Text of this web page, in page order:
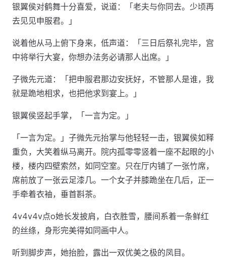
银翼侯对鹤舞十分喜爱，说道：「老夫与你同去。少顷再
去见见申服君。」
说着他从马上俯下身来，低声道：「三日后祭礼完毕，宫
中将举行大宴，你想办法务必请那人出席。」
子微先元道：「把申服君那边安抚好，不管那人是谁，我
就是跪地相求，也把他求到宴上。」
银翼侯竖起手掌，「一言为定。」
「一言为定。」子微先元抬掌与他轻轻一击，银翼侯如释
重负，大笑着纵马离开。院内孤零零竖着一座不起眼的小
楼，楼内四壁索然，如同空室。只在厅内铺了一张竹席，
席前放了一张云足漆几。一个女子并膝跪坐在几后，正一
手牵着衣袖，垂首斟茶。
4v4v4v点o她长发披肩，白衣胜雪，腰间系着一条鲜红
的丝绦，身形完美得如同画中人。
听到脚步声，她抬脸，露出一双优美之极的凤目。